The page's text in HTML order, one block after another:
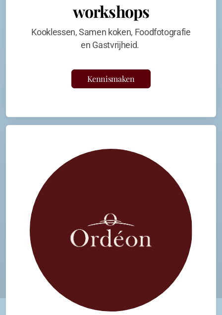
workshops
Kooklessen, Samen koken, Foodfotografie
en Gastvrijheid.
Kennismaken